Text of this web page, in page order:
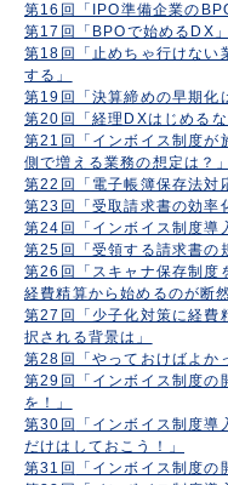
第16回「IPO準備企業の
第17回「BPOで始めるDX」
第18回「止めちゃ行けない
する」
第19回「決算締めの早期化
第20回「経理DXはじめるな
第21回「インボイス制度が
側で増える業務の想定は？」
第22回「電子帳簿保存法対
第23回「受取請求書の効率
第24回「インボイス制度導
第25回「受領する請求書の
第26回「スキャナ保存制度
経費精算から始めるのが断
第27回「少子化対策に経費
択される背景は」
第28回「やっておけばよか
第29回「インボイス制度の
を！」
第30回
「インボイス制度
だけはしておこう！」
第31回
「インボイス制度